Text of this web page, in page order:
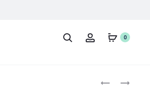
0
SÖGNE
SÖGNE